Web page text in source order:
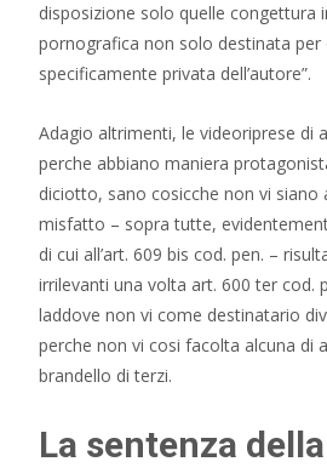
disposizione solo quelle congettura
pornografica non solo destinata per
specificamente privata dell’autore”.
Adagio altrimenti, le videoriprese di
perche abbiano maniera
diciotto, sano cosicche non vi siano
misfatto – sopra tutte,
di cui all’art. 609 bis cod. pen. –
irrilevanti una volta art. 600 ter cod.
laddove non vi come destinatario
perche non vi cosi facolta alcuna di
brandello di terzi.
La sentenza della